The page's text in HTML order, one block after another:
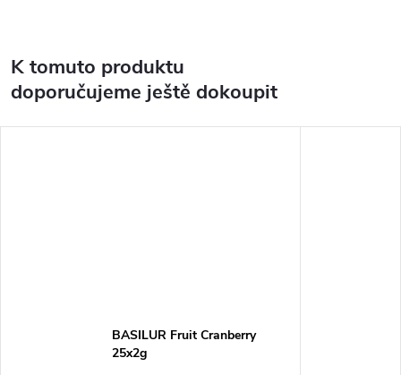
K tomuto produktu
doporučujeme ještě dokoupit
BASILUR Fruit Cranberry
25x2g